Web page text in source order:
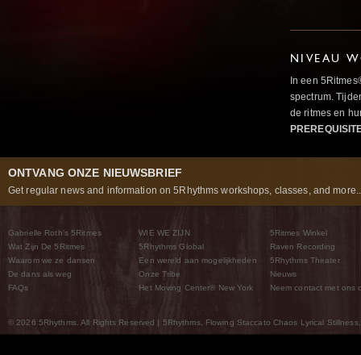
NIVEAU
In een
spectrum.
de ritmes en
ONTVANG ONZE NIEUWSBRIEF
Get regular news and information on 5Rhythms workshops, classes, and
Gabrielle Roth’s 5Ritmes
Wat Zijn De 5Ritmes
Waarom we ze dansen
De dans als weg
FAQs
WIE WE ZIJN
5Rhythms Global
Een wereld aan mogelijkheden
Onze Tribe
Het Moving Center® New York
5Ritmes Winkel
Raven Recording
5Rhythms Theater
Nieuws
Neem contact met ons
© 2026 5Rhythms. All Rights Reserved | 5Rhythms, Flowing Staccato Chaos Lyrical